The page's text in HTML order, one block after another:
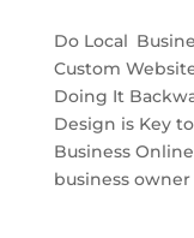
Do Local
Custom
Doing It
Design is Key
Business
business